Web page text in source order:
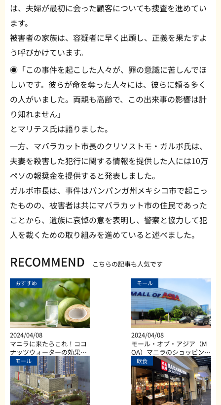
は、夫婦が最初に会った顧客についても捜査を進めてい
ます。
被害者の家族は、容疑者に早く出頭し、正義を果たすよ
う呼びかけています。
◉「この事件を起こした人々が、罪の意識に苦しんでほ
しいです。彼らが命を奪った人々には、彼らに頼る多く
の人がいました。両親も高齢で、この出来事の影響は計
り知れません」
とマリテス氏は語りました。
一方、マバラカット市長のクリソストモ・ガルボ氏は、
夫妻を殺害した犯行に関する情報を提供した人には10万
ペソの報奨金を提供すると発表しました。
ガルボ市長は、事件はパンパンガ州メキシコ市で起こっ
たものの、被害者は共にマバラカット市の住民であった
ことから、遺族に哀悼の意を表明し、警察と協力して犯
人を裁くための取り組みを進めていると述べました。
RECOMMEND こちらの記事も人気です
おすすめ
2024/04/08
マニラに来たらこれ！ココ
ナッツウォーターの効果と
は？
モール
2024/04/08
モール・オブ・アジア（M
OA）マニラのショッピン
グ、ダイニング、エンター
テイメントなど総合施設
モール 飲食